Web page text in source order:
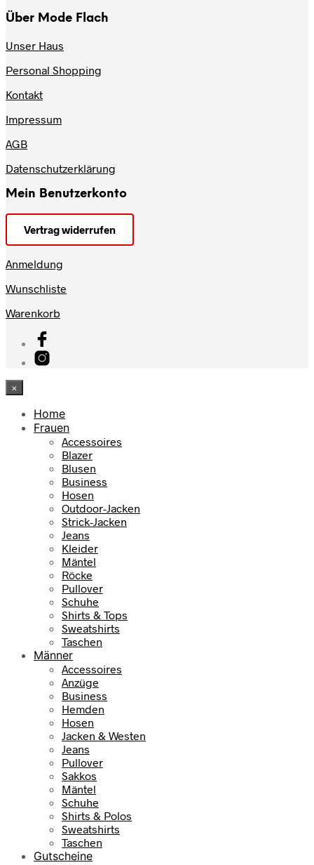
Über Mode Flach
Unser Haus
Personal Shopping
Kontakt
Impressum
AGB
Datenschutzerklärung
Mein Benutzerkonto
Vertrag widerrufen
Anmeldung
Wunschliste
Warenkorb
×
Home
Frauen
Accessoires
Blazer
Blusen
Business
Hosen
Outdoor-Jacken
Strick-Jacken
Jeans
Kleider
Mäntel
Röcke
Pullover
Schuhe
Shirts & Tops
Sweatshirts
Taschen
Männer
Accessoires
Anzüge
Business
Hemden
Hosen
Jacken & Westen
Jeans
Pullover
Sakkos
Mäntel
Schuhe
Shirts & Polos
Sweatshirts
Taschen
Gutscheine